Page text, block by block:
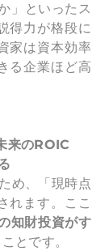
」といったス
得力が格段に
家は資本効率
る企業ほど高
来のROIC
め、「現時点
れます。ここ
知財投資がす
とです。